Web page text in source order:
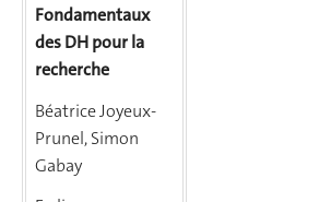
Fondamentaux
des DH pour la
recherche
Béatrice Joyeux-
Prunel, Simon
Gabay